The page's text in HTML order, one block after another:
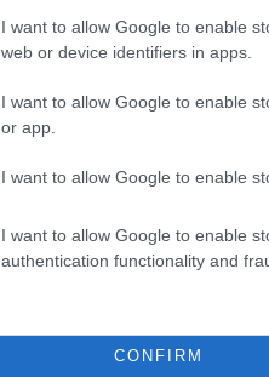
I want to allow Google to enable
web or device identifiers in apps.
I want to allow Google to enable
or app.
I want to allow Google to enable
I want to allow Google to enable
authentication functionality and
CONFIRM
Μια ανάσα
Ελλάδα|
γυρίζουμε
θερινή ώρα